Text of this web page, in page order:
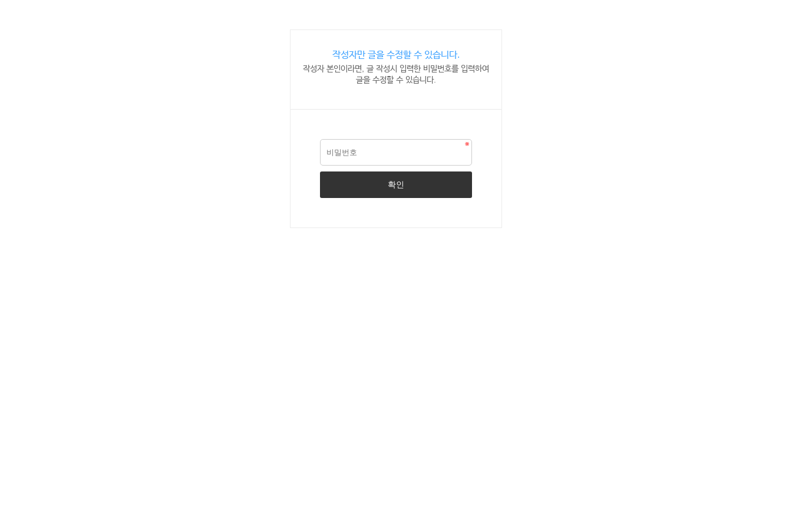
작성자만 글을 수정할 수 있습니다.
작성자 본인이라면, 글 작성시 입력한 비밀번호를 입력하여
글을 수정할 수 있습니다.